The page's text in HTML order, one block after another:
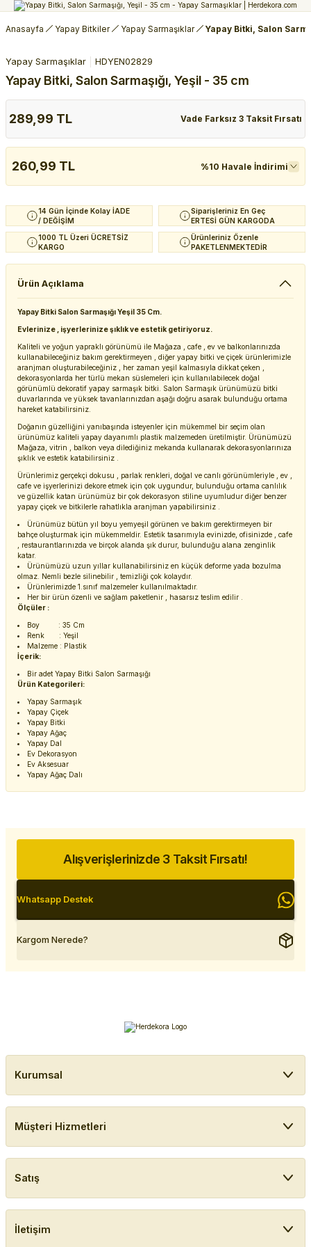
Anasayfa Yapay Bitkiler Yapay Sarmaşıklar Yapay Bitki, Salon
Yapay Sarmaşıklar HDYEN02829
Yapay Bitki, Salon Sarmaşığı, Yeşil - 35 cm
289,99 TL Vade Farksız 3 Taksit Fırsatı
260,99 TL %10 Havale İndirimi
14 Gün İçinde Kolay İADE
/ DEĞİŞİM
Siparişleriniz En Geç
ERTESİ GÜN KARGODA
1000 TL Üzeri ÜCRETSİZ
KARGO
Ürünleriniz Özenle
PAKETLENMEKTEDİR
Ürün Açıklama
Yapay Bitki Salon Sarmaşığı Yeşil 35 Cm.
Evlerinize , işyerlerinize şıklık ve estetik getiriyoruz.
Kaliteli ve yoğun yapraklı görünümü ile Mağaza , cafe , ev ve balkonlarınızda
kullanabileceğiniz bakım gerektirmeyen , diğer yapay bitki ve çiçek ürünlerimizle
aranjman oluşturabileceğiniz , her zaman yeşil kalmasıyla dikkat çeken ,
dekorasyonlarda her türlü mekan süslemeleri için kullanılabilecek doğal
görünümlü dekoratif yapay sarmaşık bitki. Salon Sarmaşık ürünümüzü bitki
duvarlarında ve yüksek tavanlarınızdan aşağı doğru asarak bulunduğu ortama
hareket katabilirsiniz.
Doğanın güzelliğini yanıbaşında isteyenler için mükemmel bir seçim olan
ürünümüz kaliteli yapay dayanımlı plastik malzemeden üretilmiştir. Ürünümüzü
Mağaza, vitrin , balkon veya dilediğiniz mekanda kullanarak dekorasyonlarınıza
şıklık ve estetik katabilirsiniz .
Ürünlerimiz gerçekçi dokusu , parlak renkleri, doğal ve canlı görünümleriyle , ev ,
cafe ve işyerlerinizi dekore etmek için çok uygundur, bulunduğu ortama canlılık
ve güzellik katan ürünümüz bir çok dekorasyon stiline uyumludur diğer benzer
yapay çiçek ve bitkilerle rahatlıkla aranjman yapabilirsiniz .
Ürünümüz bütün yıl boyu yemyeşil görünen ve bakım gerektirmeyen bir
bahçe oluşturmak için mükemmeldir. Estetik tasarımıyla evinizde, ofisinizde , cafe
, restaurantlarınızda ve birçok alanda şık durur, bulunduğu alana zenginlik
katar.
Ürünümüzü uzun yıllar kullanabilirsiniz en küçük deforme yada bozulma
olmaz. Nemli bezle silinebilir , temizliği çok kolaydır.
Ürünlerimizde 1.sınıf malzemeler kullanılmaktadır.
Her bir ürün özenli ve sağlam paketlenir , hasarsız teslim edilir .
Ölçüler :
Boy : 35 Cm
Renk : Yeşil
Malzeme : Plastik
İçerik:
Bir adet Yapay Bitki Salon Sarmaşığı
Ürün Kategorileri:
Yapay Sarmaşık
Yapay Çiçek
Yapay Bitki
Yapay Ağaç
Yapay Dal
Ev Dekorasyon
Ev Aksesuar
Yapay Ağaç Dalı
Alışverişlerinizde 3 Taksit Fırsatı!
Whatsapp Destek
Kargom Nerede?
Kurumsal
Müşteri Hizmetleri
Satış
İletişim